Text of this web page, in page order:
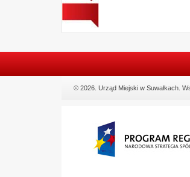
© 2026. Urząd Miejski w Suwałkach.